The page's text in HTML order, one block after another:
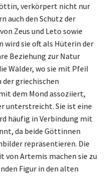
verkörpert nicht nur
auch den Schutz der
Zeus und Leto sowie
wird sie oft als Hüterin der
Beziehung zur Natur
Wälder, wo sie mit Pfeil
der griechischen
dem Mond assoziiert,
unterstreicht. Sie ist eine
häufig in Verbindung mit
da beide Göttinnen
repräsentieren. Die
von Artemis machen sie zu
Figur in den alten